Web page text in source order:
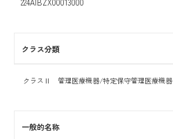
クラス分類
クラスⅡ 管理医療機器/特定保守管理医療機器
一般的名称